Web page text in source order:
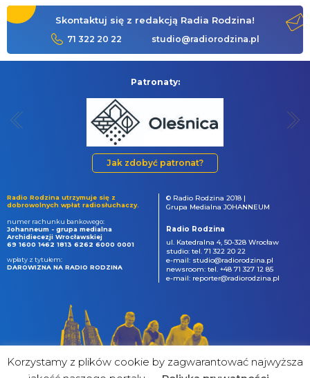
Skontaktuj się z redakcją Radia Rodzina!
71 322 20 22 studio@radiorodzina.pl
Patronaty:
Jak zdobyć patronat?
Radio Rodzina utrzymuje się z
dobrowolnych wpłat radiosłuchaczy.
numer rachunku bankowego:
Johanneum - grupa medialna
Archidiecezji Wrocławskiej
69 1600 1462 1813 6262 6000 0001
wpłaty z tytułem:
DAROWIZNA NA RADIO RODZINA
© Radio Rodzina 2018 |
Grupa Medialna JOHANNEUM
Radio Rodzina
ul. Katedralna 4, 50-328 Wrocław
studio: tel. 71 322 20 22
e-mail: studio@radiorodzina.pl
newsroom: tel. +48 71 327 12 85
e-mail: reporter@radiorodzina.pl
Korzystamy z plików cookie by zagwarantować najwyższa